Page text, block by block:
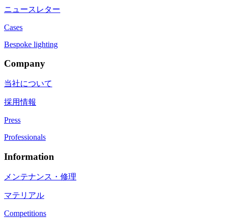
ニュースレター
Cases
Bespoke lighting
Company
当社について
採用情報
Press
Professionals
Information
メンテナンス・修理
マテリアル
Competitions